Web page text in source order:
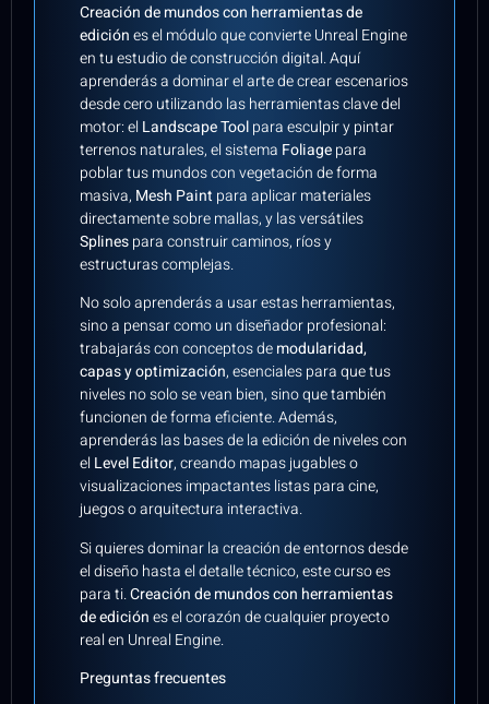
Creación de mundos con herramientas de
ediciónes el módulo que convierte Unreal Engine
en tu estudio de construcción digital. Aquí
aprenderás a dominar el arte de crear escenarios
desde cero utilizando las herramientas clave del
motor: el Landscape Toolpara esculpir y pintar
terrenos naturales, el sistema Foliagepara
poblar tus mundos con vegetación de forma
masiva, Mesh Paint para aplicar materiales
directamente sobre mallas, y las versátiles
Splinespara construir caminos, ríos y
estructuras complejas.
No solo aprenderás a usar estas herramientas,
sino a pensar como un diseñador profesional:
trabajarás con conceptos demodularidad,
capas y optimización, esenciales para que tus
niveles no solo se vean bien, sino que también
funcionen de forma eficiente. Además,
aprenderás las bases de la edición de niveles con
el Level Editor, creando mapas jugables o
visualizaciones impactantes listas para cine,
juegos o arquitectura interactiva.
Si quieres dominar la creación de entornos desde
el diseño hasta el detalle técnico, este curso es
para ti.Creación de mundos con herramientas
de ediciónes el corazón de cualquier proyecto
real en Unreal Engine.
Preguntas frecuentes